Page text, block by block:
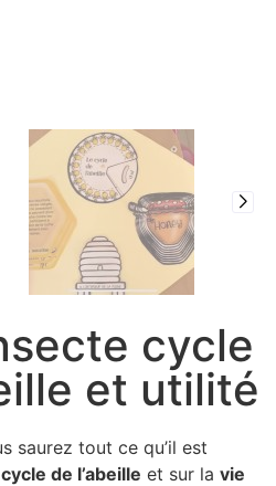
cycle
et utilité
saurez tout ce qu’il est
cycle de l’abeille et sur la vie